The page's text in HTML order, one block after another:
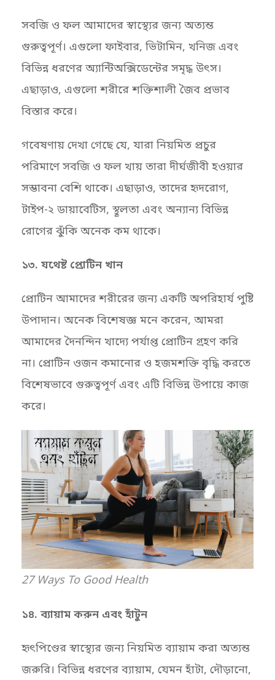
সবজি ও ফল আমাদের স্বাস্থ্যের জন্য অত্যন্ত
গুরুত্বপূর্ণ। এগুলো ফাইবার, ভিটামিন, খনিজ এবং
বিভিন্ন ধরণের অ্যান্টিঅক্সিডেন্টের সমৃদ্ধ উৎস।
এছাড়াও, এগুলো শরীরে শক্তিশালী জৈব প্রভাব
বিস্তার করে।
গবেষণায় দেখা গেছে যে, যারা নিয়মিত প্রচুর
পরিমাণে সবজি ও ফল খায় তারা দীর্ঘজীবী হওয়ার
সম্ভাবনা বেশি থাকে। এছাড়াও, তাদের হৃদরোগ,
টাইপ-২ ডায়াবেটিস, স্থূলতা এবং অন্যান্য বিভিন্ন
রোগের ঝুঁকি অনেক কম থাকে।
১৩. যথেষ্ট প্রোটিন খান
প্রোটিন আমাদের শরীরের জন্য একটি অপরিহার্য পুষ্টি
উপাদান। অনেক বিশেষজ্ঞ মনে করেন, আমরা
আমাদের দৈনন্দিন খাদ্যে পর্যাপ্ত প্রোটিন গ্রহণ করি
না। প্রোটিন ওজন কমানোর ও হজমশক্তি বৃদ্ধি করতে
বিশেষভাবে গুরুত্বপূর্ণ এবং এটি বিভিন্ন উপায়ে কাজ
করে।
27 Ways To Good Health
১৪. ব্যায়াম করুন এবং হাঁটুন
হৃৎপিণ্ডের স্বাস্থ্যের জন্য নিয়মিত ব্যায়াম করা অত্যন্ত
জরুরি। বিভিন্ন ধরণের ব্যায়াম, যেমন হাঁটা, দৌড়ানো,